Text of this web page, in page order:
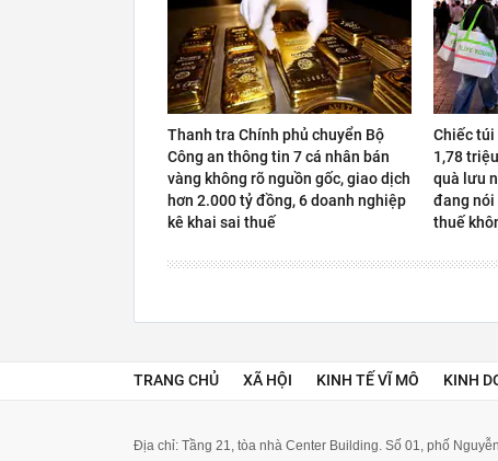
Thanh tra Chính phủ chuyển Bộ
Công an thông tin 7 cá nhân bán
vàng không rõ nguồn gốc, giao dịch
hơn 2.000 tỷ đồng, 6 doanh nghiệp
kê khai sai thuế
Chiếc túi
1,78
quà lưu
đang nói
thuế
TRANG CHỦ XÃ HỘI KINH TẾ VĨ MÔ KINH
Địa chỉ: Tầng 21, tòa nhà Center Building. Số 01, phố